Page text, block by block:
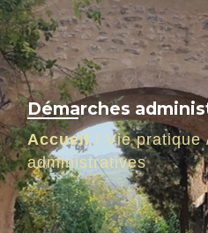
Démarches
Accueil/ Vie pratique
administratives